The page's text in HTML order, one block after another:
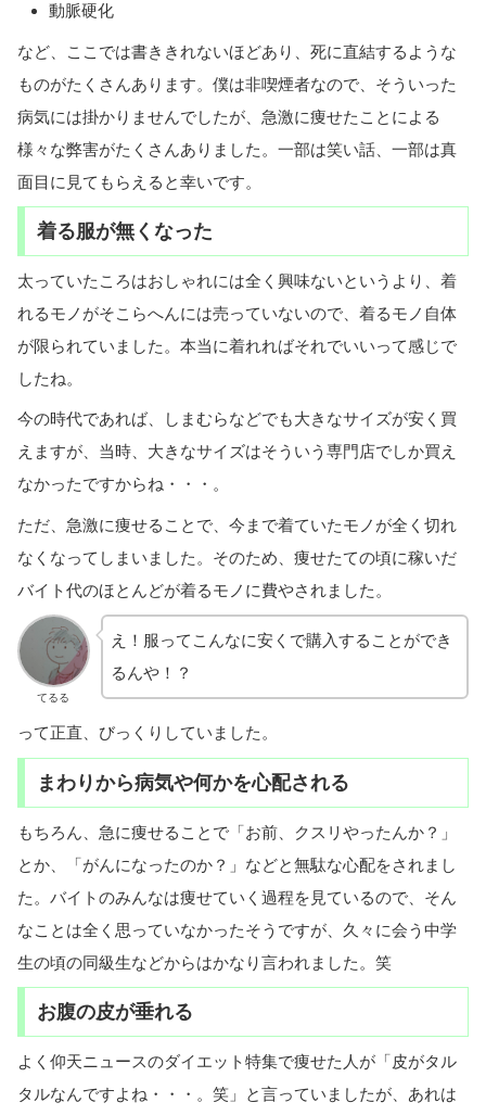
動脈硬化
など、ここでは書ききれないほどあり、死に直結するような
ものがたくさんあります。僕は非喫煙者なので、そういった
病気には掛かりませんでしたが、急激に痩せたことによる
様々な弊害がたくさんありました。一部は笑い話、一部は真
面目に見てもらえると幸いです。
着る服が無くなった
太っていたころはおしゃれには全く興味ないというより、着
れるモノがそこらへんには売っていないので、着るモノ自体
が限られていました。本当に着れればそれでいいって感じで
したね。
今の時代であれば、しまむらなどでも大きなサイズが安く買
えますが、当時、大きなサイズはそういう専門店でしか買え
なかったですからね・・・。
ただ、急激に痩せることで、今まで着ていたモノが全く切れ
なくなってしまいました。そのため、痩せたての頃に稼いだ
バイト代のほとんどが着るモノに費やされました。
てるる
え！服ってこんなに安くで購入することができ
るんや！？
って正直、びっくりしていました。
まわりから病気や何かを心配される
もちろん、急に痩せることで「お前、クスリやったんか？」
とか、「がんになったのか？」などと無駄な心配をされまし
た。バイトのみんなは痩せていく過程を見ているので、そん
なことは全く思っていなかったそうですが、久々に会う中学
生の頃の同級生などからはかなり言われました。笑
お腹の皮が垂れる
よく仰天ニュースのダイエット特集で痩せた人が「皮がタル
タルなんですよね・・・。笑」と言っていましたが、あれは